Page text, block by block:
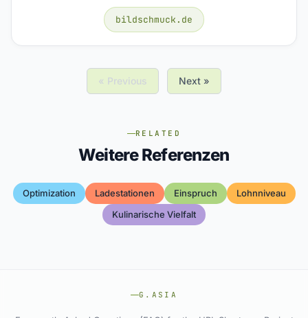
bildschmuck.de
« Previous Next »
RELATED
Weitere Referenzen
Optimization Ladestationen Einspruch
Lohnniveau
Kulinarische Vielfalt
G.ASIA